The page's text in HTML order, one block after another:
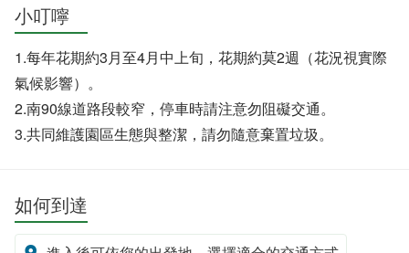
小叮嚀
1.每年花期約3月至4月中上旬，花期約莫2週（花況視實際
氣候影響）。
2.南90線道路段較窄，停車時請注意勿阻礙交通。
3.共同維護園區生態與整潔，請勿隨意棄置垃圾。
如何到達